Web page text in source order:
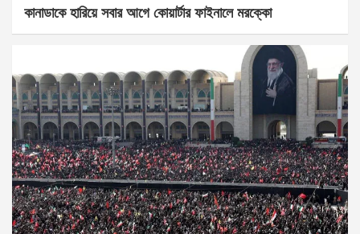
কানাডাকে হারিয়ে সবার আগে কোয়ার্টার ফাইনালে মরক্কো